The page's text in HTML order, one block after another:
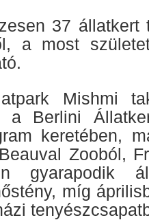
37 állatkert
a most
Mishmi
a Berlini
keretében,
Zooból,
gyarapodik
míg